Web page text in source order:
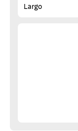
Largo